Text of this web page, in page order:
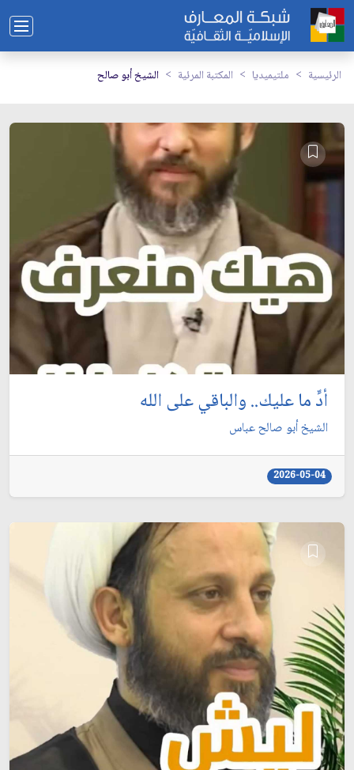
الرئيسية ملتيميديا المكتبة المرئية الشيخ أبو صالح
أدِّ ما عليك.. والباقي على الله
الشيخ أبو صالح عباس
2026-05-04